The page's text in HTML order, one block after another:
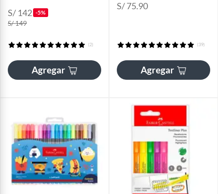
S/ 142 -5%
S/ 149
(2)
Agregar
S/ 75.90
(39)
Agregar